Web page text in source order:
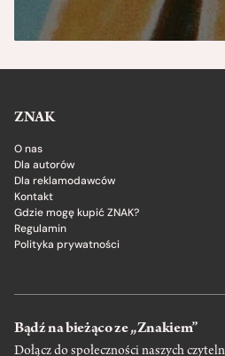
ZNAK
O nas
Dla autorów
Dla reklamodawców
Kontakt
Gdzie mogę kupić ZNAK?
Regulamin
Polityka prywatności
Bądź na bieżąco ze „Znakiem”
Dołącz do społeczności naszych